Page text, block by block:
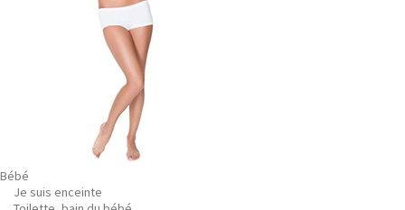
Bébé
Je suis enceinte